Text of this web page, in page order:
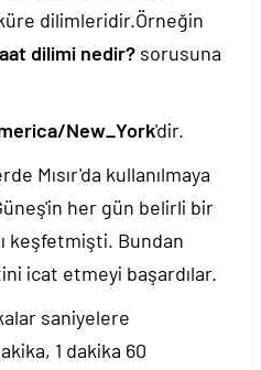
dilimleridir.Örneğin
dilimi nedir? sorusuna
New_York'dir.
Mısır'da kullanılmaya
her gün belirli bir
keşfetmişti. Bundan
icat etmeyi başardılar.
saniyelere
1 dakika 60